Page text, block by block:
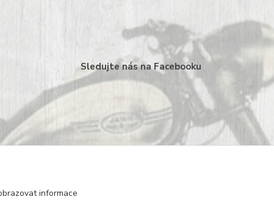
Sledujte nás na Facebooku
informace